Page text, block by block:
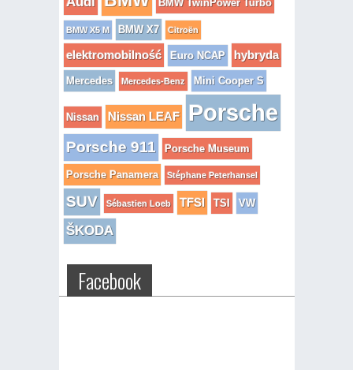
BMW TwinPower Turbo
BMW X5 M BMW X7 Citroën
elektromobilność Euro NCAP hybryda
Mercedes Mercedes-Benz Mini Cooper S
Nissan Nissan LEAF Porsche
Porsche 911 Porsche Museum
Porsche Panamera Stéphane Peterhansel
SUV Sébastien Loeb TFSI TSI VW
ŠKODA
Facebook